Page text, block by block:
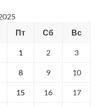
Пт Сб Вс
1 2 3
8 9 10
15 16 17